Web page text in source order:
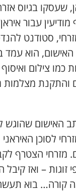
שעסקו בגיוס
עבור
סטודנט
הוא עמד
כמו צילום
והתקנת
האישום
לסוכן
מזרחי הצטרף
קורה… בוא